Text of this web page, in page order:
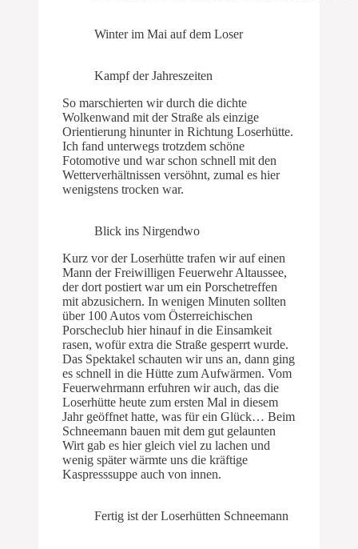
Winter im Mai auf dem Loser
Kampf der Jahreszeiten
So marschierten wir durch die dichte
Wolkenwand mit der Straße als einzige
Orientierung hinunter in Richtung Loserhütte.
Ich fand unterwegs trotzdem schöne
Fotomotive und war schon schnell mit den
Wetterverhältnissen versöhnt, zumal es hier
wenigstens trocken war.
Blick ins Nirgendwo
Kurz vor der Loserhütte trafen wir auf einen
Mann der Freiwilligen Feuerwehr Altaussee,
der dort postiert war um ein Porschetreffen
mit abzusichern. In wenigen Minuten sollten
über 100 Autos vom Österreichischen
Porscheclub hier hinauf in die Einsamkeit
rasen, wofür extra die Straße gesperrt wurde.
Das Spektakel schauten wir uns an, dann ging
es schnell in die Hütte zum Aufwärmen. Vom
Feuerwehrmann erfuhren wir auch, das die
Loserhütte heute zum ersten Mal in diesem
Jahr geöffnet hatte, was für ein Glück… Beim
Schneemann bauen mit dem gut gelaunten
Wirt gab es hier gleich viel zu lachen und
wenig später wärmte uns die kräftige
Kaspresssuppe auch von innen.
Fertig ist der Loserhütten Schneemann